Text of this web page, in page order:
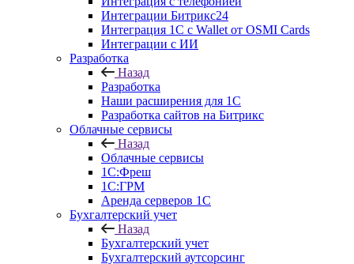
Интеграции Битрикс24
Интеграция 1С с Wallet от OSMI Cards
Интеграции с ИИ
Разработка
Назад
Разработка
Наши расширения для 1С
Разработка сайтов на Битрикс
Облачные сервисы
Назад
Облачные сервисы
1С:Фреш
1С:ГРМ
Аренда серверов 1С
Бухгалтерский учет
Назад
Бухгалтерский учет
Бухгалтерский аутсорсинг